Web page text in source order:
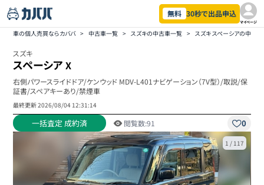
無料 30秒で出品申込
マイページ
車の個人売買ならカババ > 中古車一覧 > スズキの中古車一覧 > スズキ スペーシアの中古
スズキ
スペーシア X
右側パワースライドドア/ケンウッド MDV-L401ナビゲーション（7V型）/取説/保
証書/スペアキーあり/禁煙車
最終更新2026/08/04 12:31:14
一括査定 成約済 閲覧数:91 0
1 / 117